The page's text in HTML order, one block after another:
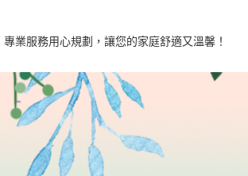
業服務用心規劃，讓您的家庭舒適又溫馨！